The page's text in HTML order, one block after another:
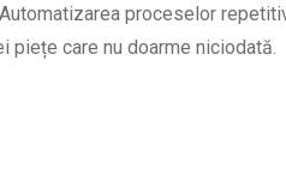
proceselor
piețe care nu doarme niciodată.